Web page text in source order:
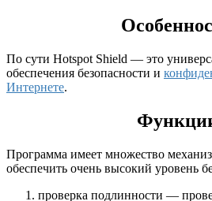
По сути Hotspot Shield — это
обеспечения безопасности и
Интернете.
Программа имеет множество
обеспечить очень высокий уровень
проверка подлинности —